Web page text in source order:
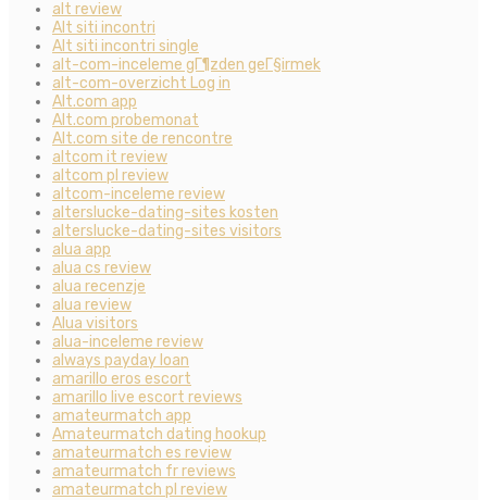
alt review
Alt siti incontri
Alt siti incontri single
alt-com-inceleme gГ¶zden geГ§irmek
alt-com-overzicht Log in
Alt.com app
Alt.com probemonat
Alt.com site de rencontre
altcom it review
altcom pl review
altcom-inceleme review
alterslucke-dating-sites kosten
alterslucke-dating-sites visitors
alua app
alua cs review
alua recenzje
alua review
Alua visitors
alua-inceleme review
always payday loan
amarillo eros escort
amarillo live escort reviews
amateurmatch app
Amateurmatch dating hookup
amateurmatch es review
amateurmatch fr reviews
amateurmatch pl review